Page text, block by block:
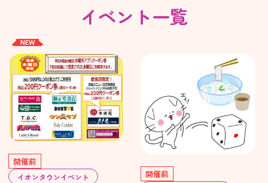
イベント一覧
NEW
開催前
イオンタウンイベント 開催前